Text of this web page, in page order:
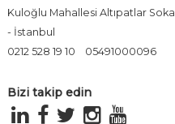
Kuloğlu Mahallesi Altıpatlar
- İstanbul
0212 528 19 10
05491000096
Bizi takip edin